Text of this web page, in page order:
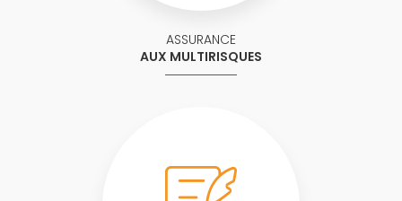
ASSURANCE
AUX MULTIRISQUES